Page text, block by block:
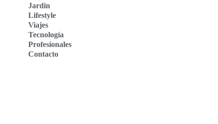
Jardin
Lifestyle
Viajes
Tecnología
Profesionales
Contacto